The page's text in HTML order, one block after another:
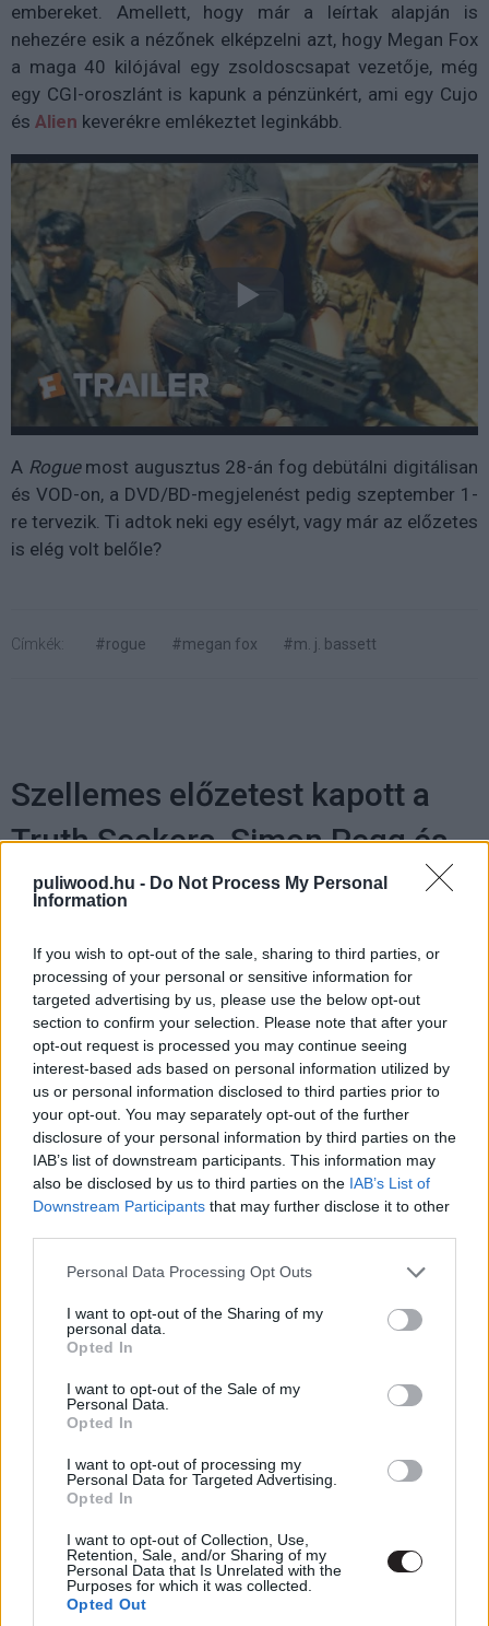
puliwood.hu - Do Not Process My Personal
Information
If you wish to opt-out of the sale, sharing to third parties, or
processing of your personal or sensitive information for
targeted advertising by us, please use the below opt-out
section to confirm your selection. Please note that after your
opt-out request is processed you may continue seeing
interest-based ads based on personal information utilized by
us or personal information disclosed to third parties prior to
your opt-out. You may separately opt-out of the further
disclosure of your personal information by third parties on the
IAB’s list of downstream participants. This information may
also be disclosed by us to third parties on the IAB’s List of
Downstream Participants that may further disclose it to other
Please note that this website/app uses one or more Google
not limited to your visit or usage behaviour. You may click to
grant or deny consent to Google and its third-party tags to
use your data for below specified purposes in below Google
consent section.
Personal Data Processing Opt Outs
I want to opt-out of the Sharing of my
personal data.
Opted In
I want to opt-out of the Sale of my
Personal Data.
Opted In
I want to opt-out of processing my
Personal Data for Targeted Advertising.
Opted In
I want to opt-out of Collection, Use,
Retention, Sale, and/or Sharing of my
Personal Data that Is Unrelated with the
Purposes for which it was collected.
Opted Out
embereket. Amellett, hogy már a leírtak alapján is
nehezére esik a nézőnek elképzelni azt, hogy Megan Fox
a maga 40 kilójával egy zsoldoscsapat vezetője, még
egy CGI-oroszlánt is kapunk a pénzünkért, ami egy Cujo
és Alien keverékre emlékeztet leginkább.
A Roguemost augusztus 28-án fog debütálni digitálisan
és VOD-on, a DVD/BD-megjelenést pedig szeptember 1-
re tervezik. Ti adtok neki egy esélyt, vagy már az előzetes
is elég volt belőle?
Címkék: #rogue #megan fox #m. j. bassett
Szellemes előzetest kapott a
Truth Seekers, Simon Pegg és
Nick Frost horror komédiája
A sorozat egy három fős paranormális
nyomozócsapatról szól.
Simon Pegg és Nick Frost a Haláli hullák hajnala, A
vaskabátok, A világvége és a Paul után hamarosan ismét
összeállnak egy komikus horror, a Truth Seekers
A mai napig népszerű paranormális jelenségekkel
foglalkozó műsorok egyfajta szatírájaként is felfogható
Truth Seekers-ben Pegg és Frost karakterei
Egyesült Királyság legszellemesebb helyeit járják be,
hogy aztán az ott filmre vett szörnyűségeket az
fordulatot vesznek, amikor a páros egy a teljes emberi
fajt fenyegető összeesküvés nyomaira bukkan, ekkor
ugyanis az addig ártalmatlannak tűnő esetek valóban